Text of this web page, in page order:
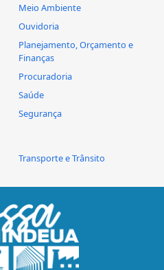
Meio Ambiente
Ouvidoria
Planejamento, Orçamento e
Finanças
Procuradoria
Saúde
Segurança
Transporte e Trânsito